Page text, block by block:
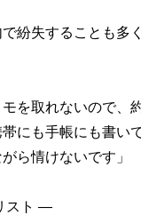
紛失することも多
モを取れないので
にも手帳にも書い
ら情けないです」
― 大人の発達障害診断リスト ―